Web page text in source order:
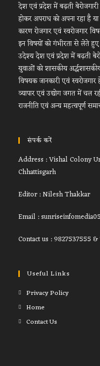
देश एवं प्रदेश में बढ़ती
होकर अपराध को अपना रहा है
कारण रोजगार एवं स्वरोजगार
इन विषयों को गंभीरता से लेते
उदेश्य देश एवं प्रदेश में बढ़ती
युवाओं को शासकीय
विषयक जानकारी एवं स्वरोजगार
व्यापार एवं उद्योग जगत में चल
राजनीति एवं अन्य महत्वपूर्ण
संपर्क करें
Address : Vishal Colony
Chhattisgarh
Editor : Nilesh Thakkar
Email :
Contact us : 9827537555
Useful Links
Privacy Policy
Home
Contact Us